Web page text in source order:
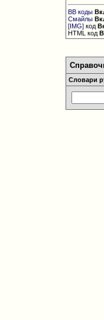
BB коды
Смайлы
[IMG] код
HTML код
Словари